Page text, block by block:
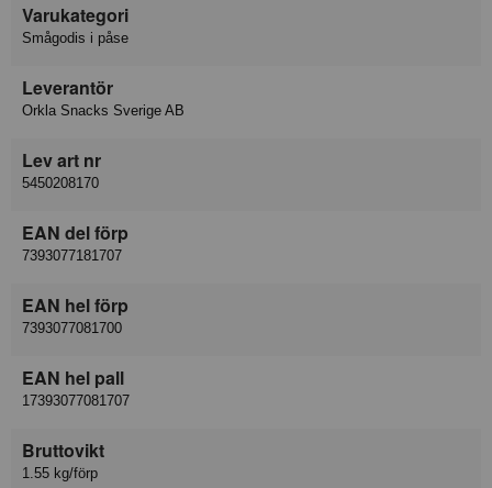
Varukategori
Smågodis i påse
Leverantör
Orkla Snacks Sverige AB
Lev art nr
5450208170
EAN del förp
7393077181707
EAN hel förp
7393077081700
EAN hel pall
17393077081707
Bruttovikt
1.55 kg/förp